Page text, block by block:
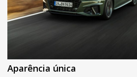
Aparência única